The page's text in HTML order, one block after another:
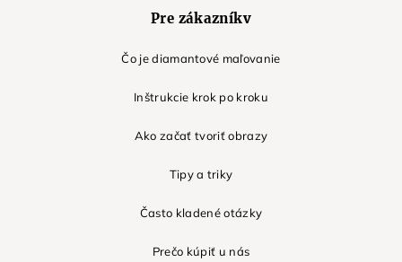
Pre zákazníkv
Čo je diamantové maľovanie
Inštrukcie krok po kroku
Ako začať tvoriť obrazy
Tipy a triky
Často kladené otázky
Prečo kúpiť u nás